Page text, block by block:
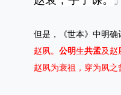
但是，《世本》中明确
赵夙。 公明生共孟及赵
赵夙为衰祖，穿为夙之